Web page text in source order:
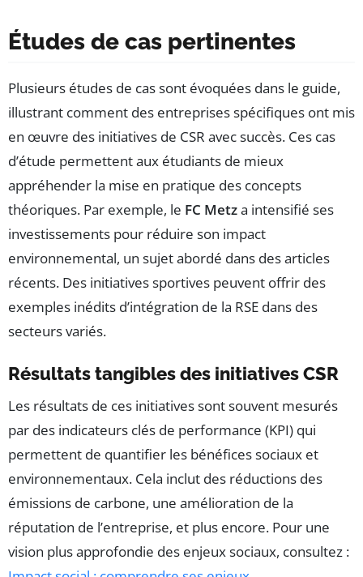
Études de cas pertinentes
Plusieurs études de cas sont évoquées dans le guide,
illustrant comment des entreprises spécifiques ont mis
en œuvre des initiatives de CSR avec succès. Ces cas
d’étude permettent aux étudiants de mieux
appréhender la mise en pratique des concepts
théoriques. Par exemple, le FC Metza intensifié ses
investissements pour réduire son impact
environnemental, un sujet abordé dans des articles
récents. Des initiatives sportives peuvent offrir des
exemples inédits d’intégration de la RSE dans des
secteurs variés.
Résultats tangibles des initiatives CSR
Les résultats de ces initiatives sont souvent mesurés
par des indicateurs clés de performance (KPI) qui
permettent de quantifier les bénéfices sociaux et
environnementaux. Cela inclut des réductions des
émissions de carbone, une amélioration de la
réputation de l’entreprise, et plus encore. Pour une
vision plus approfondie des enjeux sociaux, consultez :